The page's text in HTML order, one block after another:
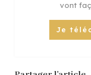
vont
Je